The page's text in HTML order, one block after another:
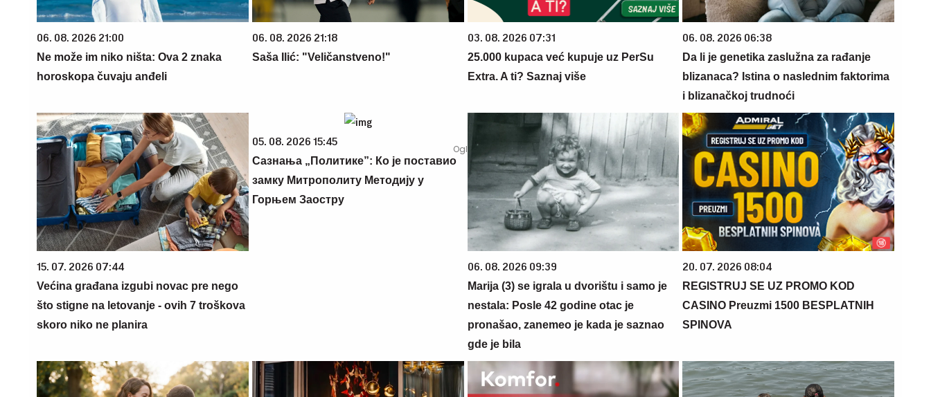
06. 08. 2026 21:00
Ne može im niko ništa: Ova 2 znaka
horoskopa čuvaju anđeli
06. 08. 2026 21:18
Saša Ilić: "Veličanstveno!"
03. 08. 2026 07:31
25.000 kupaca već kupuje uz PerSu
Extra. A ti? Saznaj više
06. 08. 2026 06:38
Da li je genetika zaslužna za rađanje
blizanaca? Istina o naslednim faktorima
i blizanačkoj trudnoći
15. 07. 2026 07:44
Većina građana izgubi novac pre nego
što stigne na letovanje - ovih 7 troškova
skoro niko ne planira
05. 08. 2026 15:45
Сазнања „Политике”: Ко је поставио
замку Митрополиту Методију у
Горњем Заостру
06. 08. 2026 09:39
Marija (3) se igrala u dvorištu i samo je
nestala: Posle 42 godine otac je
pronašao, zanemeo je kada je saznao
gde je bila
20. 07. 2026 08:04
REGISTRUJ SE UZ PROMO KOD
CASINO Preuzmi 1500 BESPLATNIH
SPINOVA